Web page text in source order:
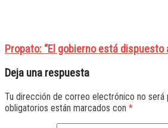
Propato: “El gobierno está dispuesto
Deja una respuesta
Tu dirección de correo electrónico no será
obligatorios están marcados con *